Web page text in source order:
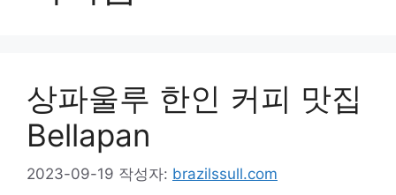
상파울루 한인 커피 맛집
Bellapan
2023-09-19 작성자: brazilssull.com